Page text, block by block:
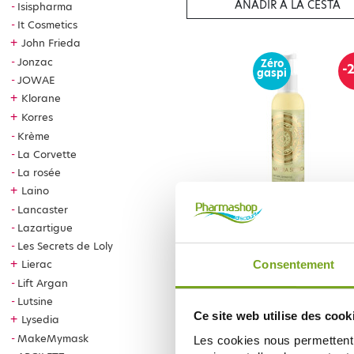
Consentement
Ce site web utilise des
Les cookies nous
Isispharma
It Cosmetics
+ John Frieda
Jonzac
JOWAE
+ Klorane
+ Korres
Krème
La Corvette
La rosée
+ Laino
Lancaster
Lazartigue
Les Secrets de Loly
+ Lierac
Lift Argan
Lutsine
+ Lysedia
MakeMymask
AÑADIR A LA CESTA
-
Zéro
gaspi
NATURA SIBERICA
NATUREL AU MIEL DE POMME
8,14 € 6,51 €
AÑADIR A LA CESTA
Zéro